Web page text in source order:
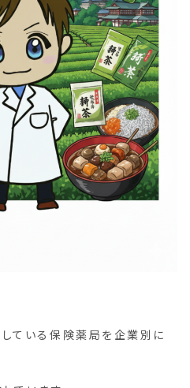
ている保険薬局を企業別に